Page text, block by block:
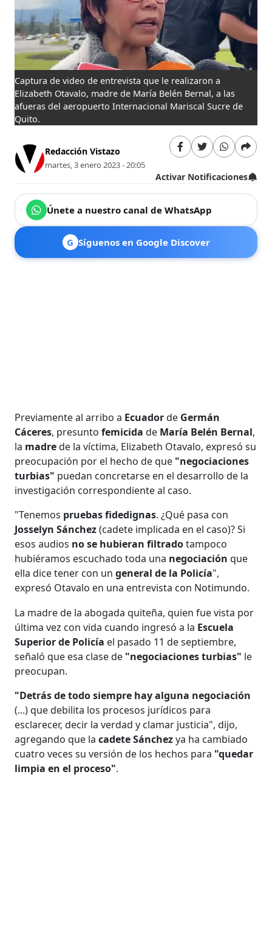
Captura de video de entrevista que le realizaron a
Elizabeth Otavalo, madre de María Belén Bernal, a las
afueras del aeropuerto Internacional Mariscal Sucre de
Quito.
Redacción Vistazo
martes, 3 enero 2023 - 20:05
Activar Notificaciones
Únete a nuestro canal de WhatsApp
G Síguenos en Google Discover
Previamente al arribo a Ecuadorde Germán
Cáceres, presuntofemicidade María Belén Bernal,
la madrede la víctima, Elizabeth Otavalo, expresó su
preocupación por el hecho de que "negociaciones
turbias" puedan concretarse en el desarrollo de la
investigación correspondiente al caso.
"Tenemos pruebas fidedignas. ¿Qué pasa con
Josselyn Sánchez(cadete implicada en el caso)? Si
esos audios no se hubieran filtradotampoco
hubiéramos escuchado toda una negociación que
ella dice tener con ungeneral de la Policía",
expresó Otavalo en una entrevista con Notimundo.
La madre de la abogada quiteña, quien fue vista por
última vez con vida cuando ingresó a la Escuela
Superior de Policía el pasado 11 de septiembre,
señaló que esa clase de "negociaciones turbias" le
preocupan.
"Detrás de todo siempre hay alguna negociación
(...) que debilita los procesos jurídicos para
esclarecer, decir la verdad y clamar justicia", dijo,
agregando que lacadete Sánchezya ha cambiado
cuatro veces su versión de los hechos para "quedar
limpia en el proceso".